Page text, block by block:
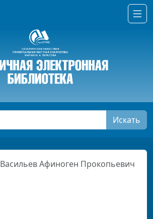
Искать
Васильев Афиноген Прокопьевич